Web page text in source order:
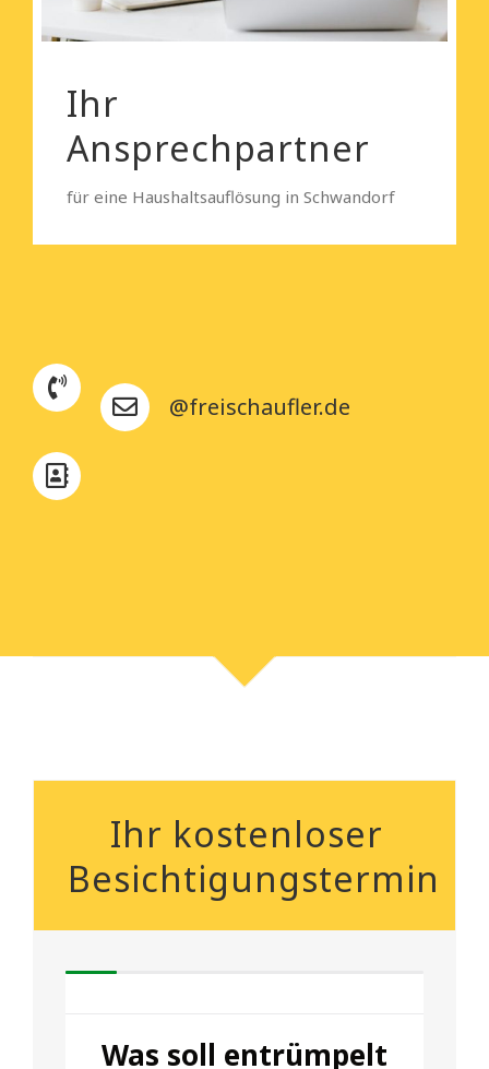
Ihr
Ansprechpartner
für eine Haushaltsauflösung in Schwandorf
@freischaufler.de
Ihr kostenloser
Besichtigungstermin